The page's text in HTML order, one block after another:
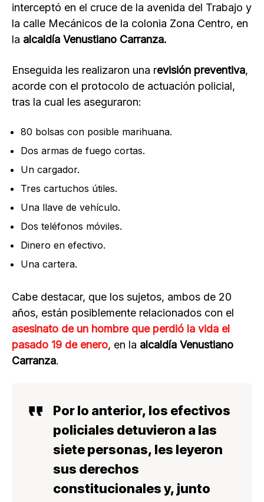
interceptó en el cruce de la avenida del Trabajo y
la calle Mecánicos de la colonia Zona Centro, en
la alcaldía Venustiano Carranza.
Enseguida les realizaron una revisión preventiva,
acorde con el protocolo de actuación policial,
tras la cual les aseguraron:
80 bolsas con posible marihuana.
Dos armas de fuego cortas.
Un cargador.
Tres cartuchos útiles.
Una llave de vehículo.
Dos teléfonos móviles.
Dinero en efectivo.
Una cartera.
Cabe destacar, que los sujetos, ambos de 20
años, están posiblemente relacionados con el
asesinato de un hombre que perdió la vida el
pasado 19 de enero, en la alcaldía Venustiano
Carranza.
Por lo anterior, los efectivos
policiales detuvieron a las
siete personas, les leyeron
sus derechos
constitucionales y, junto